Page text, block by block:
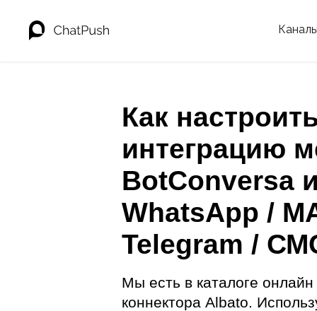
Как
интеграцию
BotConversa
WhatsApp /
Telegram /
Мы есть в каталоге онлайн
коннектора Albato.